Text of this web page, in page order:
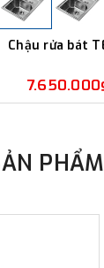
Chậu rửa bát